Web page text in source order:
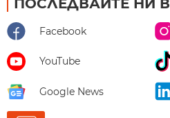
ПОСЛЕДВАЙТЕ НИ В
Facebook
YouTube
Google News